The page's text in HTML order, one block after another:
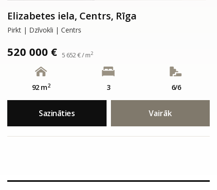
Elizabetes iela, Centrs, Rīga
Pirkt | Dzīvokli | Centrs
520 000 € 5 652 € / m2
92 m2 3 6/6
Sazināties Vairāk